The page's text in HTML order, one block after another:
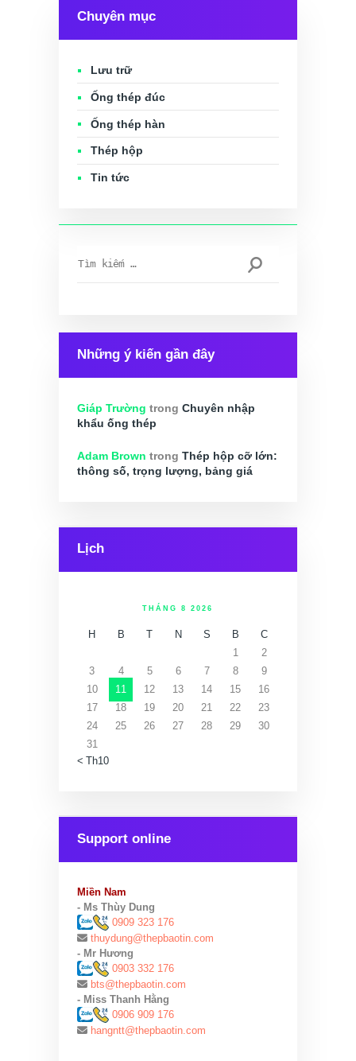
Chuyên mục
Lưu trữ
Ống thép đúc
Ống thép hàn
Thép hộp
Tin tức
kiếm
Những ý kiến gần đây
Giáp Trường trongChuyên nhập
khẩu ống thép
Adam Brown trongThép hộp cỡ lớn:
thông số, trọng lượng, bảng giá
Lịch
THÁNG 8 2026
H B T N S B
C
1
2
3
4 5 6 7 8
9
10
11 12 13 14 15
16
17
18 19 20 21 22
23
24
25 26 27 28 29
30
31
« Th10
Support online
Miền Nam
- Ms Thùy Dung
0909 323 176
thuydung@thepbaotin.com
- Mr Hương
0903 332 176
bts@thepbaotin.com
- Miss Thanh Hằng
0906 909 176
hangntt@thepbaotin.com